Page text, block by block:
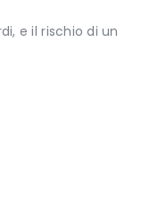
e il rischio di un